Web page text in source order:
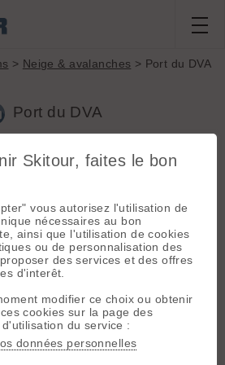
> Neige & avalanches > Port du DVA
Port du DVA
15/01/2020 19:21
avec une encadrante de groupes de
qu'elle préférait mettre le DVA dans
que sur ou sous le sweat-shirt car,
chaud), les vêtements se font
alors que dans la poche du pantalon,
le DVA se fasse arracher. Pour moi,
et je suis prêt à changer de pratique.
Skitour, faites le bon
vous autorisez l'utilisation de
nécessaires au bon
ainsi que l'utilisation de cookies
ou de personnalisation des
des services et des offres
d'interêt.
modifier ce choix ou obtenir
cookies sur la page des
du service :
données personnelles